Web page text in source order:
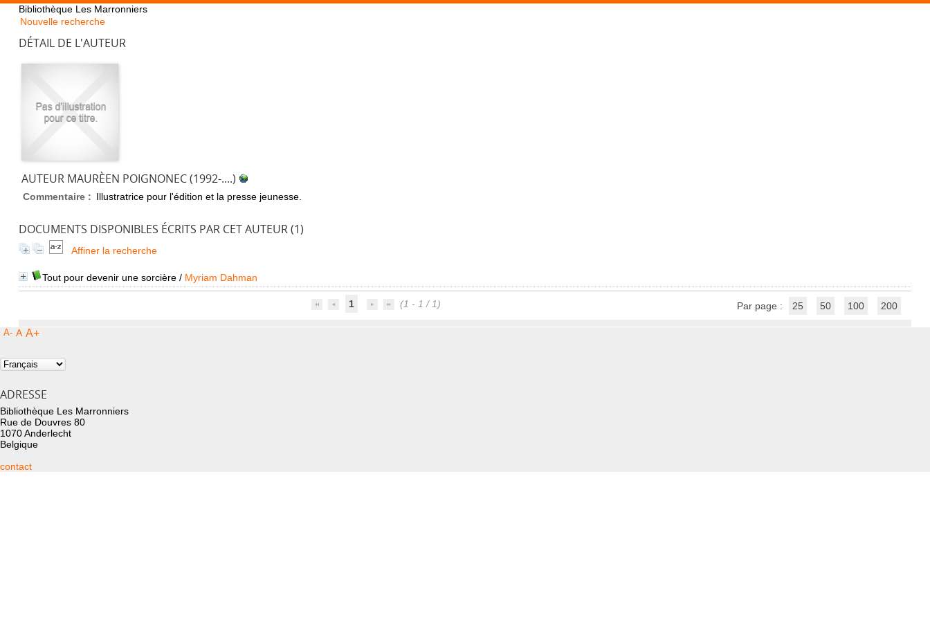
Bibliothèque Les Marronniers
Nouvelle recherche
DÉTAIL DE L'AUTEUR
AUTEUR MAURÈEN POIGNONEC (1992-....)
Commentaire : Illustratrice pour l'édition et la presse jeunesse.
DOCUMENTS DISPONIBLES ÉCRITS PAR CET AUTEUR (1)
Affiner la recherche
Tout pour devenir une sorcière/ Myriam Dahman
1 (1 - 1 / 1) Par page : 25 50 100 200
A- A A+
ADRESSE
Bibliothèque Les Marronniers
Rue de Douvres 80
1070 Anderlecht
Belgique
contact